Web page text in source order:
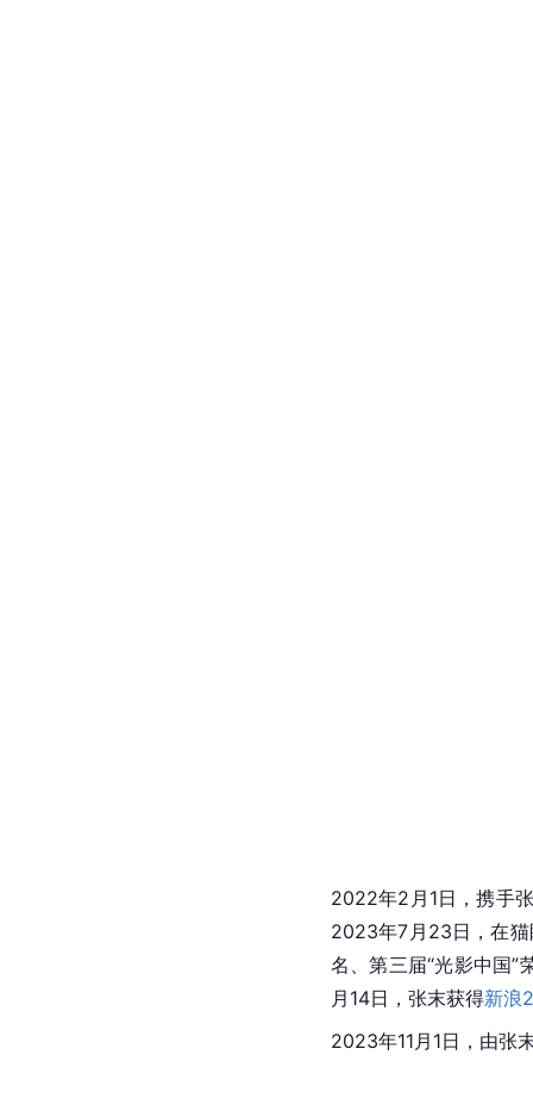
2022年2月1日，携手
2023年7月23日，在
名、第三届“光影中国
月14日，张末获得新浪
2023年11月1日，由张